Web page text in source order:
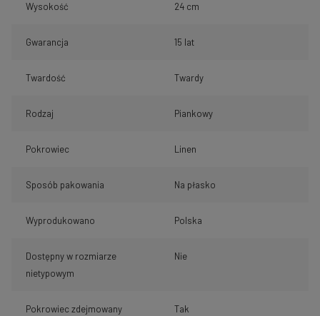
Wysokość 24 cm
Gwarancja 15 lat
Twardość Twardy
Rodzaj Piankowy
Pokrowiec Linen
Sposób pakowania Na płasko
Wyprodukowano Polska
Dostępny w rozmiarze
nietypowym
Nie
Pokrowiec zdejmowany Tak